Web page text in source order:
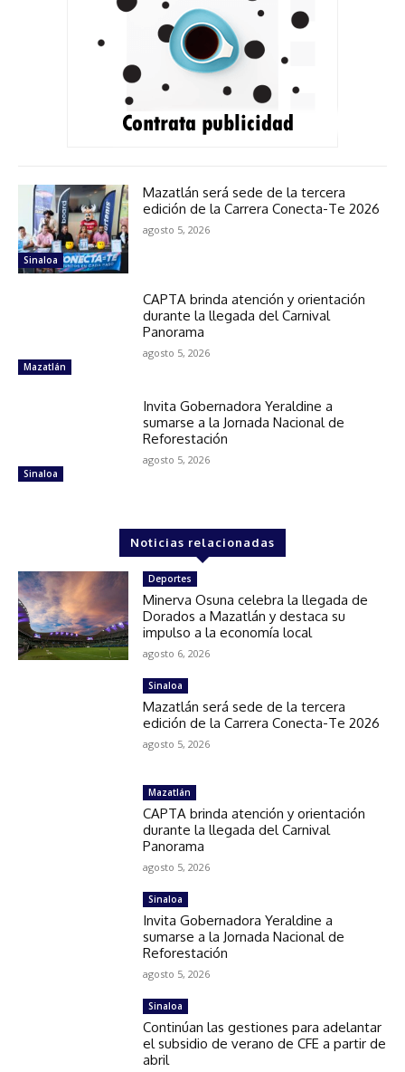
Sinaloa
Mazatlán será sede de la tercera
edición de la Carrera Conecta-Te 2026
agosto 5, 2026
Mazatlán
CAPTA brinda atención y orientación
durante la llegada del Carnival
Panorama
agosto 5, 2026
Sinaloa
Invita Gobernadora Yeraldine a
sumarse a la Jornada Nacional de
Reforestación
agosto 5, 2026
Noticias relacionadas
Deportes
Minerva Osuna celebra la llegada de
Dorados a Mazatlán y destaca su
impulso a la economía local
agosto 6, 2026
Sinaloa
Mazatlán será sede de la tercera
edición de la Carrera Conecta-Te 2026
agosto 5, 2026
Mazatlán
CAPTA brinda atención y orientación
durante la llegada del Carnival
Panorama
agosto 5, 2026
Sinaloa
Invita Gobernadora Yeraldine a
sumarse a la Jornada Nacional de
Reforestación
agosto 5, 2026
Sinaloa
Continúan las gestiones para adelantar
el subsidio de verano de CFE a partir de
abril